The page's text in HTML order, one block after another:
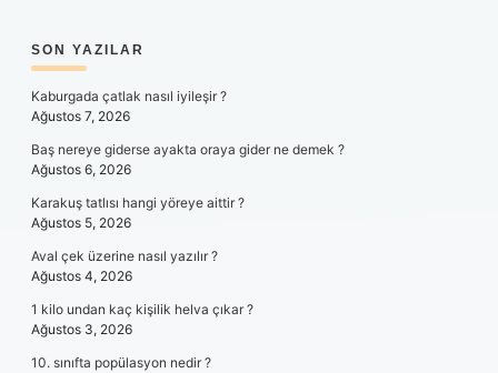
SIDEBAR
SON YAZILAR
Kaburgada çatlak nasıl iyileşir ?
Ağustos 7, 2026
Baş nereye giderse ayakta oraya gider ne demek ?
Ağustos 6, 2026
Karakuş tatlısı hangi yöreye aittir ?
Ağustos 5, 2026
Aval çek üzerine nasıl yazılır ?
Ağustos 4, 2026
1 kilo undan kaç kişilik helva çıkar ?
Ağustos 3, 2026
10. sınıfta popülasyon nedir ?